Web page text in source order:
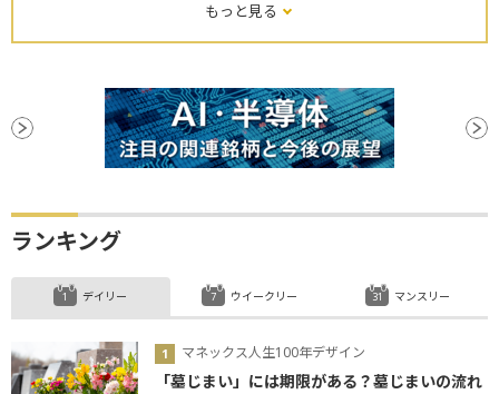
もっと見る
ランキング
デイリー
マネックス人生100年デザイン
「墓じまい」には期限がある？墓じまいの流れ
ウイークリー マンスリー